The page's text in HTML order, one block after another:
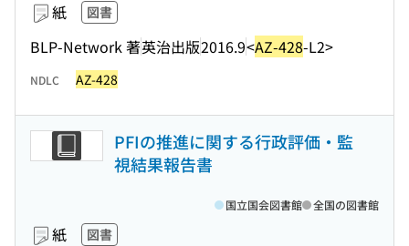
紙 図書
BLP-Network 著英治出版2016.9<AZ-428-L2>
NDLC AZ-428
PFIの推進に関する行政評価・監
視結果報告書
紙 図書
国立国会図書館 全国の図書館